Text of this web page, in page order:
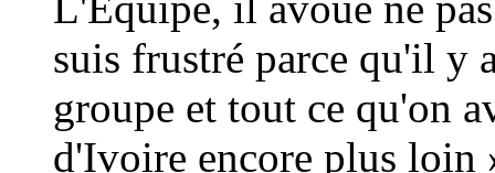
suis frustré parce qu'il y
groupe et tout ce qu'on
d'Ivoire encore plus